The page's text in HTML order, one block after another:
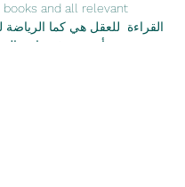
and all relevant
جوزيف أديسون في نادي